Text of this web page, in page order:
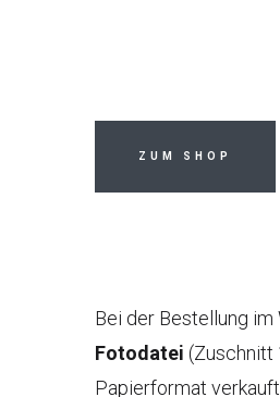
ZUM SHOP
Bei der Bestellung
Fotodatei (Zuschnitt
Papierformat verkauft.